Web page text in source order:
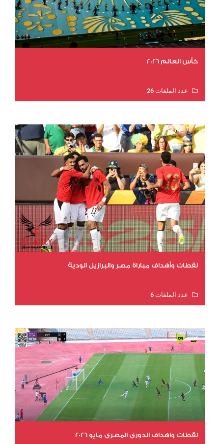
كأس العالم 2026
عدد الملفات 26
لقطات وأهداف مباراة مصر والبرازيل الودية
عدد الملفات 6
لقطات واهداف الدوري المصري مايو 2026